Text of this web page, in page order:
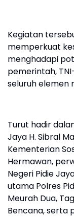
Kegiatan
memperkuat
menghadapi
pemerintah,
seluruh elemen
Turut hadir
Jaya H. Sibral
Kementerian
Hermawan,
Negeri Pidie
utama Polres
Meurah Dua,
Bencana, serta